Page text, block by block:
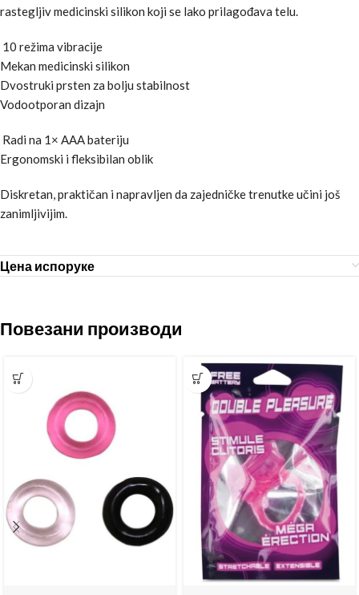
rastegljiv medicinski silikon koji se lako prilagođava telu.
10 režima vibracije
Mekan medicinski silikon
Dvostruki prsten za bolju stabilnost
Vodootporan dizajn
Radi na 1× AAA bateriju
Ergonomski i fleksibilan oblik
Diskretan, praktičan i napravljen da zajedničke trenutke učini još
zanimljivijim.
Цена испоруке
Повезани производи